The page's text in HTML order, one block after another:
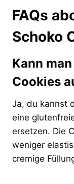
FAQs
Schoko
Kann
Cookies
Ja, du kannst
eine
ersetzen. Die
weniger
cremige